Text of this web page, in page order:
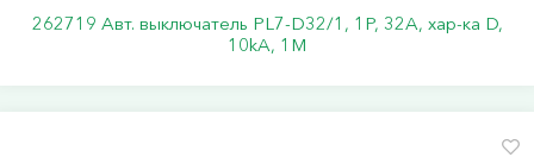
262719 Авт. выключатель PL7-D32/1, 1P, 32A, хар-ка D,
10kA, 1M